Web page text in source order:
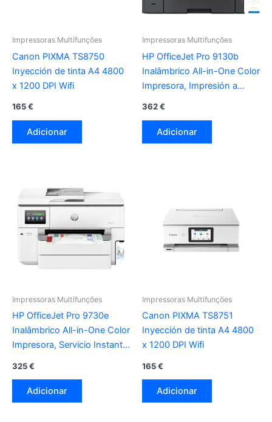
Impressoras Multifunções
Canon PIXMA TS8750
Inyección de tinta A4 4800
x 1200 DPI Wifi
165€
Adicionar
Impressoras Multifunções
HP OfficeJet Pro 9130b
Inalâmbrico All-in-One Color
Impresora, Impresión a
362€
Adicionar
Impressoras Multifunções
HP OfficeJet Pro 9730e
Inalâmbrico All-in-One Color
Impresora, Servicio Instant
325€
Adicionar
Impressoras Multifunções
Canon PIXMA TS8751
Inyección de tinta A4 4800
x 1200 DPI Wifi
165€
Adicionar